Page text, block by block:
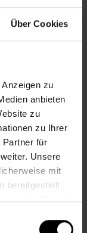
Über Cookies
zu
anbieten
zu
zu Ihrer
Partner für
Unsere
mit
bereitgestellt
der Dienste
0–4